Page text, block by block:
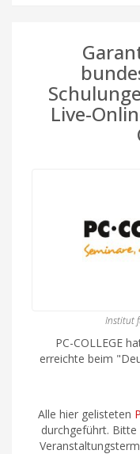
Live-
Institut
PC-COLLEGE
erreichte beim
Alle hier gelisteten
durchgeführt. Bitte